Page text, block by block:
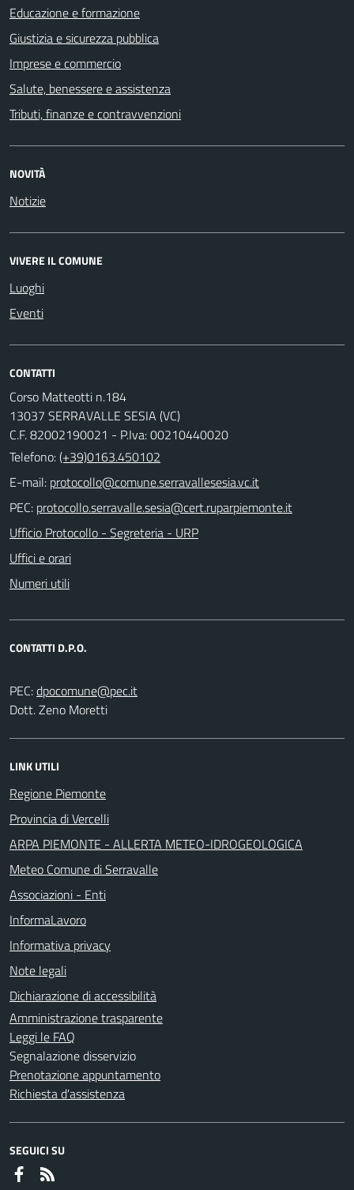
Educazione e formazione
Giustizia e sicurezza pubblica
Imprese e commercio
Salute, benessere e assistenza
Tributi, finanze e contravvenzioni
NOVITÀ
Notizie
VIVERE IL COMUNE
Luoghi
Eventi
CONTATTI
Corso Matteotti n.184
13037 SERRAVALLE SESIA (VC)
C.F. 82002190021 - P.Iva: 00210440020
Telefono:(+39)0163.450102
E-mail:
PEC:
Ufficio Protocollo - Segreteria - URP
Uffici e orari
Numeri utili
CONTATTI D.P.O.
PEC:
Dott. Zeno Moretti
LINK UTILI
Regione Piemonte
Provincia di Vercelli
ARPA PIEMONTE - ALLERTA METEO-IDROGEOLOGICA
Meteo Comune di Serravalle
Associazioni - Enti
InformaLavoro
Informativa privacy
Note legali
Dichiarazione di accessibilità
Amministrazione trasparente
Leggi le FAQ
Segnalazione disservizio
Prenotazione appuntamento
Richiesta d'assistenza
SEGUICI SU